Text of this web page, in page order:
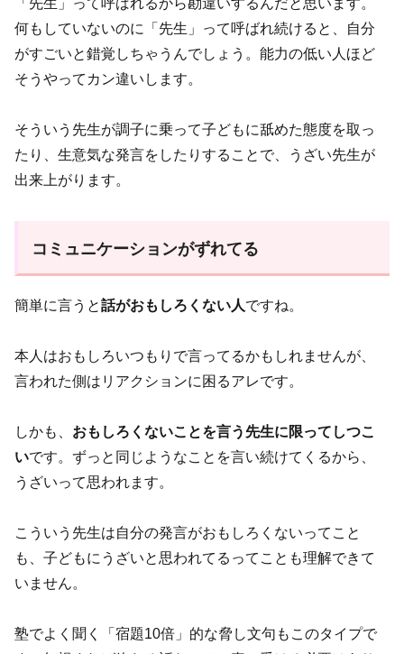
何もしていないのに「先生」って呼ばれ続けると、自分
がすごいと錯覚しちゃうんでしょう。能力の低い人ほど
そうやってカン違いします。
そういう先生が調子に乗って子どもに舐めた態度を取っ
たり、生意気な発言をしたりすることで、うざい先生が
出来上がります。
コミュニケーションがずれてる
簡単に言うと話がおもしろくない人ですね。
本人はおもしろいつもりで言ってるかもしれませんが、
言われた側はリアクションに困るアレです。
しかも、 おもしろくないことを言う先生に限ってしつこ
いです。ずっと同じようなことを言い続けてくるから、
うざいって思われます。
こういう先生は自分の発言がおもしろくないってこと
も、子どもにうざいと思われてるってことも理解できて
いません。
塾でよく聞く「宿題10倍」的な脅し文句もこのタイプで